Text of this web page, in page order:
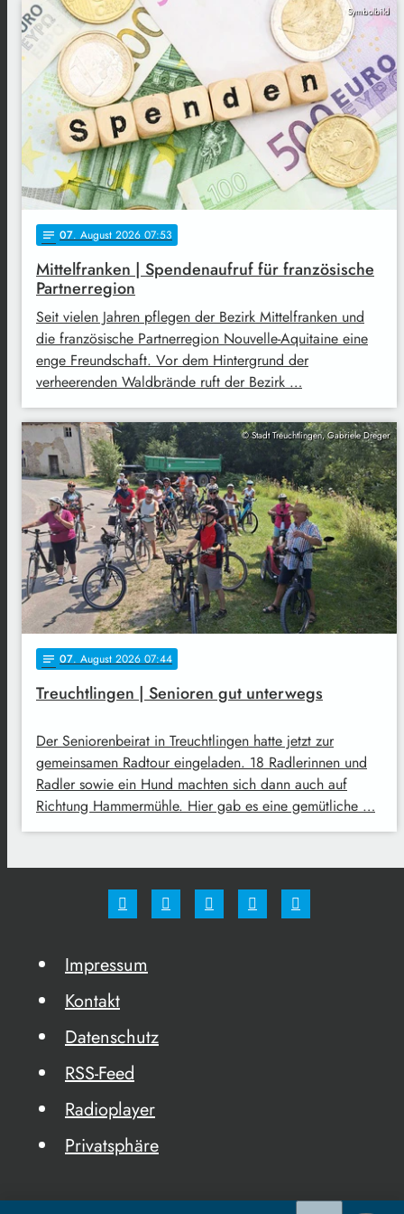
Symbolbild
notes 07. August 2026 07:53
Mittelfranken | Spendenaufruf für französische
Partnerregion
Seit vielen Jahren pflegen der Bezirk Mittelfranken und
die französische Partnerregion Nouvelle-Aquitaine eine
enge Freundschaft. Vor dem Hintergrund der
verheerenden Waldbrände ruft der Bezirk …
© Stadt Treuchtlingen, Gabriele Dreger
notes 07. August 2026 07:44
Treuchtlingen | Senioren gut unterwegs
Der Seniorenbeirat in Treuchtlingen hatte jetzt zur
gemeinsamen Radtour eingeladen. 18 Radlerinnen und
Radler sowie ein Hund machten sich dann auch auf
Richtung Hammermühle. Hier gab es eine gemütliche …
Impressum
Kontakt
Datenschutz
RSS-Feed
Radioplayer
Privatsphäre